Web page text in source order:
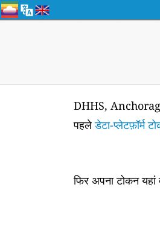
DHHS,
पहलेडेटा-प्लेटफ़ॉर्म
फिर अपना टोकन यहां